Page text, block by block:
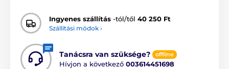
Ingyenes szállítás -tól/től 40 250 Ft
Szállítási módok ›
Tanácsra van szüksége? offline
Hívjon a következő 003614451698